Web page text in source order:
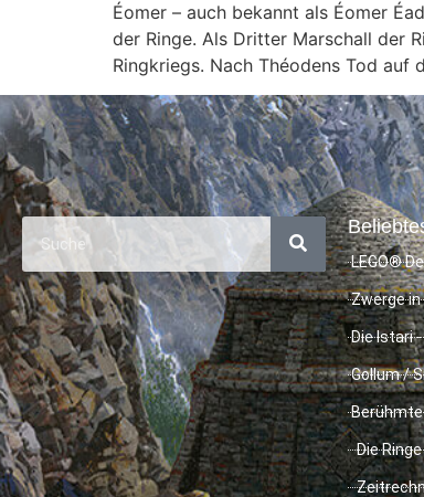
Éomer – auch bekannt als Éomer
der Ringe. Als Dritter Marschall der
Ringkriegs. Nach Théodens Tod
LEGO®
Zwerge
Die Istari
Gollum /
Die